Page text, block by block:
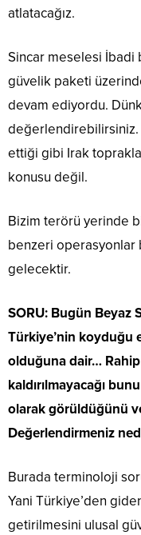
atlatacağız.
Sincar meselesi İbadi
güvelik paketi
devam ediyordu.
değerlendirebilirsiniz.
ettiği gibi Irak
konusu değil.
Bizim terörü yerinde
benzeri operasyonlar
gelecektir.
SORU: Bugün Beyaz
Türkiye’nin koyduğu
olduğuna dair… Rahip
kaldırılmayacağı
olarak görüldüğünü
Değerlendirmeniz
Burada terminoloji
Yani Türkiye’den
getirilmesini ulusal